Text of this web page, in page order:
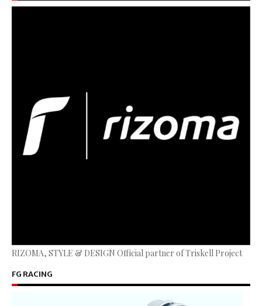
RIZOMA, STYLE & DESIGN Official partner of Triskell Project
FG RACING